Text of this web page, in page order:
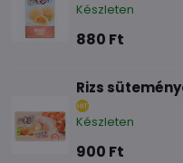
Készleten
880 Ft
Rizs
Készleten
900 Ft